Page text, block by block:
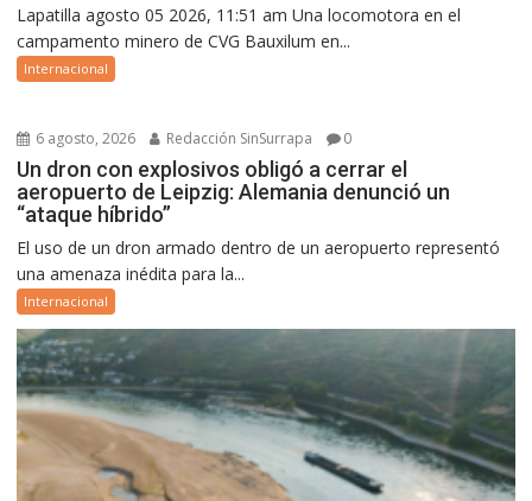
Lapatilla agosto 05 2026, 11:51 am Una locomotora en el
campamento minero de CVG Bauxilum en...
Internacional
6 agosto, 2026 Redacción SinSurrapa 0
Un dron con explosivos obligó a cerrar el
aeropuerto de Leipzig: Alemania denunció un
“ataque híbrido”
El uso de un dron armado dentro de un aeropuerto representó
una amenaza inédita para la...
Internacional